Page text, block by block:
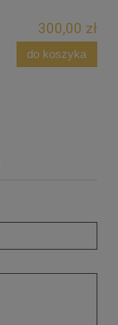
300,00 zł
do koszyka